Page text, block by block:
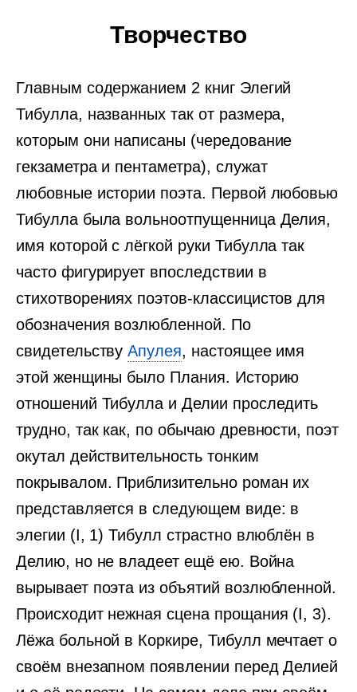
Творчество
Главным содержанием 2 книг Элегий
Тибулла, названных так от размера,
которым они написаны (чередование
гекзаметра и пентаметра), служат
любовные истории поэта. Первой любовью
Тибулла была вольноотпущенница Делия,
имя которой с лёгкой руки Тибулла так
часто фигурирует впоследствии в
стихотворениях поэтов-классицистов для
обозначения возлюбленной. По
свидетельствуАпулея, настоящее имя
этой женщины было Плания. Историю
отношений Тибулла и Делии проследить
трудно, так как, по обычаю древности, поэт
окутал действительность тонким
покрывалом. Приблизительно роман их
представляется в следующем виде: в
элегии (I, 1) Тибулл страстно влюблён в
Делию, но не владеет ещё ею. Война
вырывает поэта из объятий возлюбленной.
Происходит нежная сцена прощания (I, 3).
Лёжа больной в Коркире, Тибулл мечтает о
своём внезапном появлении перед Делией